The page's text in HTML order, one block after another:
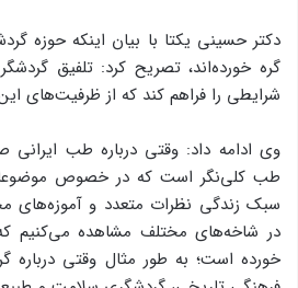
دکتر حسینی یکتا با بیان اینکه حوزه
گره خورده‌اند، تصریح کرد: تلفیق
شرایطی را فراهم کند که از ظرفیت‌های
وی ادامه داد: وقتی درباره طب
طب کلی‌نگر است که در خصوص
سبک زندگی نظرات متعدد و آموزه‌های
در شاخه‌های مختلف مشاهده می‌کنیم
خورده‌ است؛ به طور مثال وقتی درباره